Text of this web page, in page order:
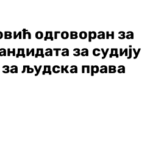
одговоран за
за судију
људска права